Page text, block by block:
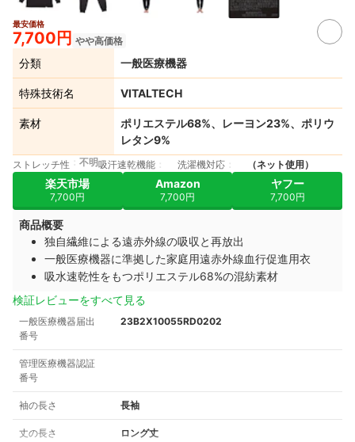
最安価格
7,700円 やや高価格
分類 一般医療機器
特殊技術名 VITALTECH
素材
ポリエステル68%、レーヨン23%、ポリウ
レタン9%
ストレッチ性 不明吸汗速乾機能 洗濯機対応 （ネット使用）
楽天市場
7,700円
Amazon
7,700円
ヤフー
7,700円
商品概要
独自繊維による遠赤外線の吸収と再放出
一般医療機器に準拠した家庭用遠赤外線血行促進用衣
吸水速乾性をもつポリエステル68%の混紡素材
検証レビューをすべて見る
一般医療機器届出
番号
23B2X10055RD0202
管理医療機器認証
番号
袖の長さ 長袖
丈の長さ ロング丈